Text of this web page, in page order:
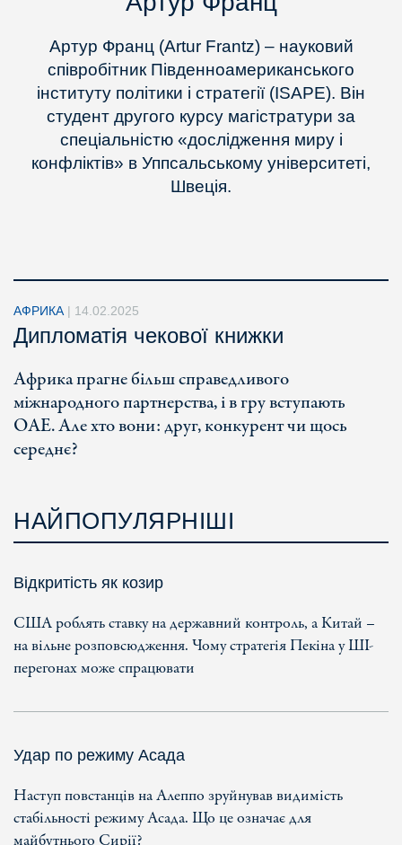
Артур Франц (Artur Frantz) – науковий
співробітник Південноамериканського
інституту політики і стратегії (ISAPE). Він
студент другого курсу магістратури за
спеціальністю «дослідження миру і
конфліктів» в Уппсальському університеті,
Швеція.
АФРИКА | 14.02.2025
Дипломатія чекової книжки
Африка прагне більш справедливого
міжнародного партнерства, і в гру вступають
ОАЕ. Але хто вони: друг, конкурент чи щось
середнє?
НАЙПОПУЛЯРНІШІ
Відкритість як козир
США роблять ставку на державний контроль, а Китай –
на вільне розповсюдження. Чому стратегія Пекіна у ШІ-
перегонах може спрацювати
Удар по режиму Асада
Наступ повстанців на Алеппо зруйнував видимість
стабільності режиму Асада. Що це означає для